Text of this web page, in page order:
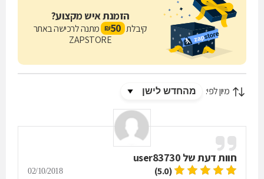
הזמנת איש מקצוע?
קיבלת 50
₪ מתנה לרכישה באתר
ZAPSTORE
מיון לפי:
חוות דעת של user83730
(5.0)
02/10/2018